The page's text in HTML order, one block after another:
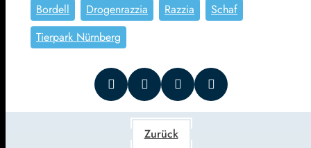
Bordell Drogenrazzia Razzia
Schaf
Tierpark Nürnberg
Zurück